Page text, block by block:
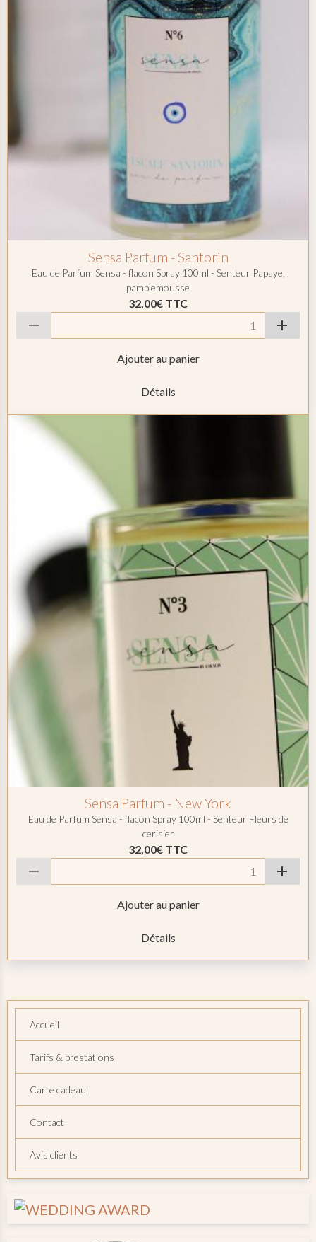
Sensa Parfum - Santorin
Eau de Parfum Sensa - flacon Spray 100ml - Senteur Papaye,
pamplemousse
32,00€ TTC
Ajouter au panier
Détails
Sensa Parfum - New York
Eau de Parfum Sensa - flacon Spray 100ml - Senteur Fleurs de
cerisier
32,00€ TTC
Ajouter au panier
Détails
Accueil
Tarifs & prestations
Carte cadeau
Contact
Avis clients